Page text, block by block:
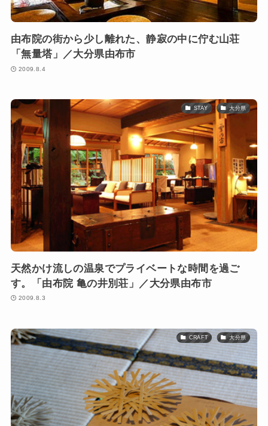
由布院の街から少し離れた、静寂の中に佇む山荘
「無量塔」／大分県由布市
2009.8.4
STAY 大分県
天然かけ流しの温泉でプライベートな時間を過ご
す。「由布院 亀の井別荘」／大分県由布市
2009.8.3
CRAFT 大分県